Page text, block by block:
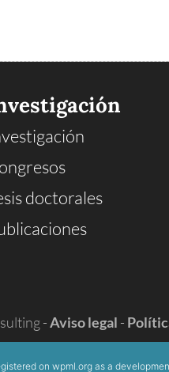
doctorales
-Aviso legal -
on wpml.org as a